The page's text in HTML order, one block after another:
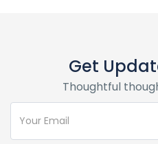
Get
Thoughtful